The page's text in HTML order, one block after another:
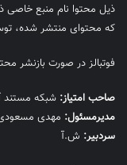
که محتوای منتشر شده،
فوتبالز در صورت بازنشر
صاحب امتیاز: شبکه مستند
مديرمسئول: مهدی
سردبیر: ش.آ